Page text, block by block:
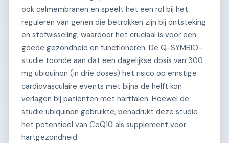
ook celmembranen en speelt het een rol bij het
reguleren van genen die betrokken zijn bij ontsteking
en stofwisseling, waardoor het cruciaal is voor een
goede gezondheid en functioneren. De Q-SYMBIO-
studie toonde aan dat een dagelijkse dosis van 300
mg ubiquinon (in drie doses) het risico op ernstige
cardiovasculaire events met bijna de helft kon
verlagen bij patiënten met hartfalen. Hoewel de
studie ubiquinon gebruikte, benadrukt deze studie
het potentieel van CoQ10 als supplement voor
hartgezondheid.